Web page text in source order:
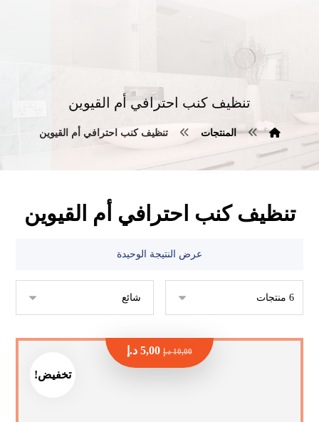
تنظيف كنب احترافي أم القيوين
المنتجات تنظيف كنب احترافي أم القيوين
تنظيف كنب احترافي أم القيوين
عرض النتيجة الوحيدة
تخفيض!
10,00 د.إ 5,00 د.إ